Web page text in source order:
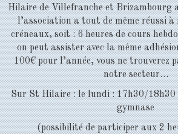
Hilaire de Villefranche et Brizambourg
l’association a tout de même réussi
créneaux, soit : 6 heures de cours
on peut assister avec la même
100€ pour l’année, vous ne trouverez
notre secteur…
Sur St Hilaire : le lundi : 17h30/
gymnase
(possibilité de participer aux 2